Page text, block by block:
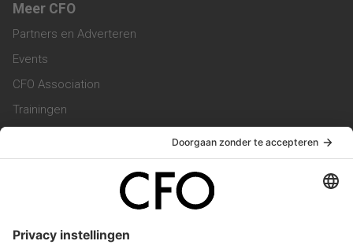
Meer CFO
Partners en Adverteren
Events
CFO Association
Trainingen
Vacatures
Service & Contact
Werken bij ons